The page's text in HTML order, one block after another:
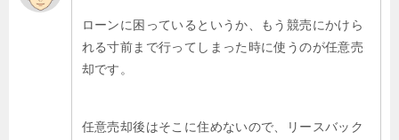
ローンに困っているというか、もう競売にかけら
れる寸前まで行ってしまった時に使うのが任意売
却です。
任意売却後はそこに住めないので、リースバック